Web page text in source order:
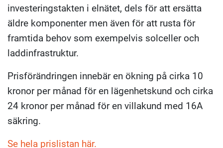
investeringstakten i elnätet, dels för att ersätta
äldre komponenter men även för att rusta för
framtida behov som exempelvis solceller och
laddinfrastruktur.
Prisförändringen innebär en ökning på cirka 10
kronor per månad för en lägenhetskund och cirka
24 kronor per månad för en villakund med 16A
säkring.
Se hela prislistan här.